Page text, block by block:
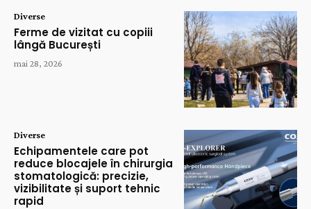
Diverse
Ferme de vizitat cu copiii
lângă București
mai 28, 2026
Diverse
Echipamentele care pot
reduce blocajele în chirurgia
stomatologică: precizie,
vizibilitate și suport tehnic
rapid